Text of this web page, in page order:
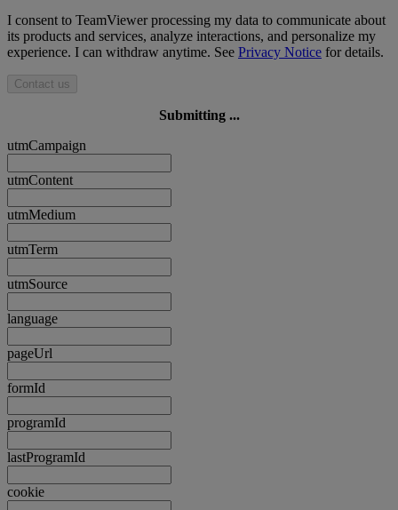
I consent to TeamViewer processing my data to communicate about
its products and services, analyze interactions, and personalize my
experience. I can withdraw anytime. See Privacy Notice for details.
Contact us
Submitting ...
utmCampaign
utmContent
utmMedium
utmTerm
utmSource
language
pageUrl
formId
programId
lastProgramId
cookie